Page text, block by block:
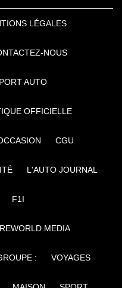
LÉGALES
NOUS
AUTO
OFFICIELLE
CGU
L'AUTO JOURNAL
F1I
MEDIA
: VOYAGES